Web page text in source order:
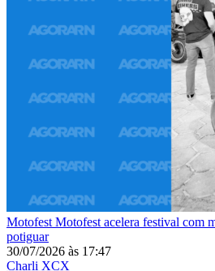
Motofest Motofest acelera festival com
potiguar
30/07/2026 às 17:47
Charli XCX